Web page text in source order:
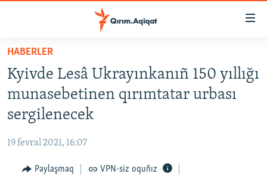
Esas
qaytmaq
Baş
navigatsiyağa
qaytmaq
Qıdıruvğa
HABERLER
SİYASET
İQTİSADİYAT
MEDENİYET
İNSAN AQLARI
HABERLER
Kyivde Lesâ Ukrayınkanıñ 150 yıllığı
munasebetinen qırımtatar urbası
sergilenecek
19 fevral 2021, 16:07
Paylaşmaq VPN-siz oquñız